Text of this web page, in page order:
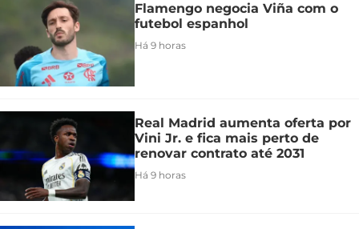
Flamengo negocia Viña com o
futebol espanhol
Há 9 horas
Real Madrid aumenta oferta por
Vini Jr. e fica mais perto de
renovar contrato até 2031
Há 9 horas